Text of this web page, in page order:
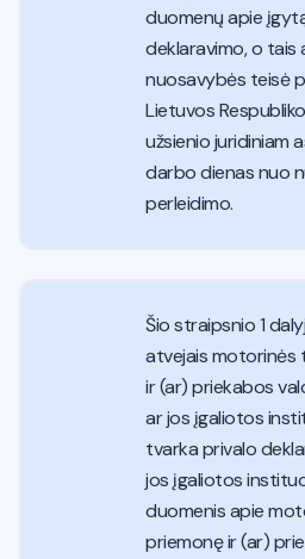
duomenų apie
deklaravimo, o tais
nuosavybės teisė
Lietuvos
užsienio juridiniam
darbo dienas nuo
perleidimo.
Šio straipsnio 1
atvejais
ir (ar) priekabos
ar jos įgaliotos
tvarka privalo
jos įgaliotos
duomenis apie
priemonę ir (ar)